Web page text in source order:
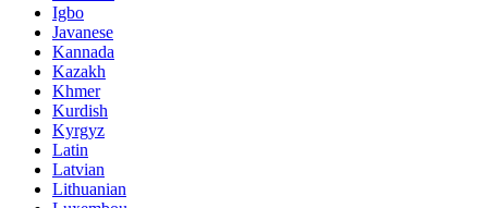
Igbo
Javanese
Kannada
Kazakh
Khmer
Kurdish
Kyrgyz
Latin
Latvian
Lithuanian